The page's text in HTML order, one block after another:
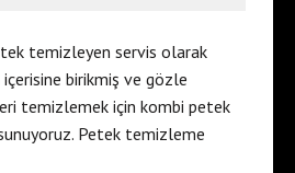
temizleyen servis olarak
birikmiş ve gözle
temizlemek için kombi petek
Petek temizleme